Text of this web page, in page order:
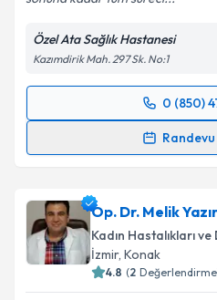
Özel Ata Sağlık Hastanesi
Kazımdirik Mah. 297 Sk. No:1
0 (850)
Randevu Takvimi
almanız için bir takvim
bilgilendireceğiz.
E-posta Adresiniz
Op. Dr. Melik Yazır
Kadın Hastalıkları
İzmir, Konak
4.8 (2